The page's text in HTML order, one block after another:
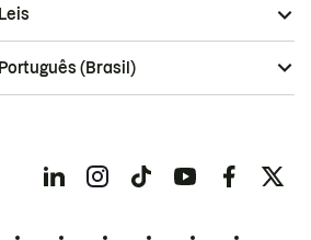
Leis
Português (Brasil)